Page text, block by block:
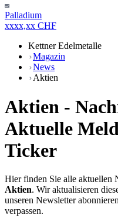
Palladium
xxxx,xx CHF
Kettner Edelmetalle
Magazin
News
Aktien
Aktien -
Aktuelle
Ticker
Hier finden Sie alle aktuellen
Aktien. Wir aktualisieren
unseren Newsletter
verpassen.